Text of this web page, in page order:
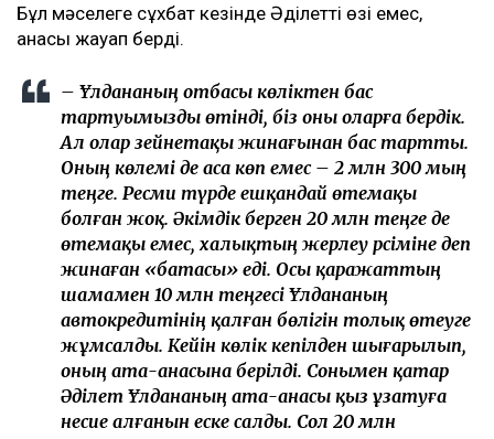
Бұл мәселеге сұхбат кезінде Әділеттің өзі емес,
анасы жауап берді.
– Ұлдананың отбасы көліктен бас
тартуымызды өтінді, біз оны оларға бердік.
Ал олар зейнетақы жинағынан бас тартты.
Оның көлемі де аса көп емес – 2 млн 300 мың
теңге. Ресми түрде ешқандай өтемақы
болған жоқ. Әкімдік берген 20 млн теңге де
өтемақы емес, халықтың жерлеу рәсіміне деп
жинаған «батасы» еді. Осы қаражаттың
шамамен 10 млн теңгесі Ұлдананың
автокредитінің қалған бөлігін толық өтеуге
жұмсалды. Кейін көлік кепілден шығарылып,
оның ата-анасына берілді. Сонымен қатар
Әділет Ұлдананың ата-анасы қыз ұзатуға
несие алғанын еске салды. Сол 20 млн